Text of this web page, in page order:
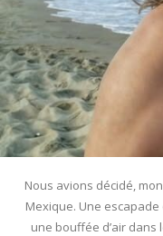
Nous avions décidé,
Mexique. Une escapade
une bouffée d’air dans